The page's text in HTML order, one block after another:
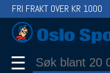
FRI FRAKT OVER KR 1000
☰